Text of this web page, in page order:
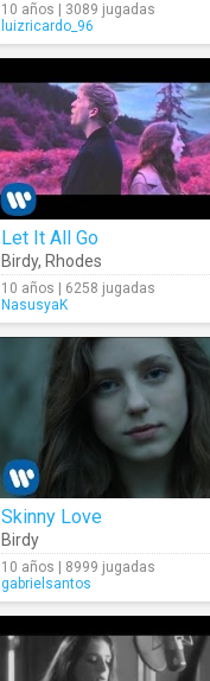
10 años | 3089 jugadas
luizricardo_96
Let It All Go
Birdy, Rhodes
10 años | 6258 jugadas
NasusyaK
Skinny Love
Birdy
10 años | 8999 jugadas
gabrielsantos